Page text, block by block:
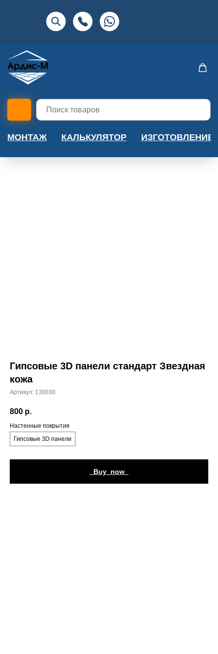
МОНТАЖ КАЛЬКУЛЯТОР ИЗГОТОВЛЕНИЕ
Гипсовые 3D панели стандарт Звездная
кожа
Артикул: 130038
800 р.
Настенные покрытия
Гипсовые 3D панели
_Buy_now_